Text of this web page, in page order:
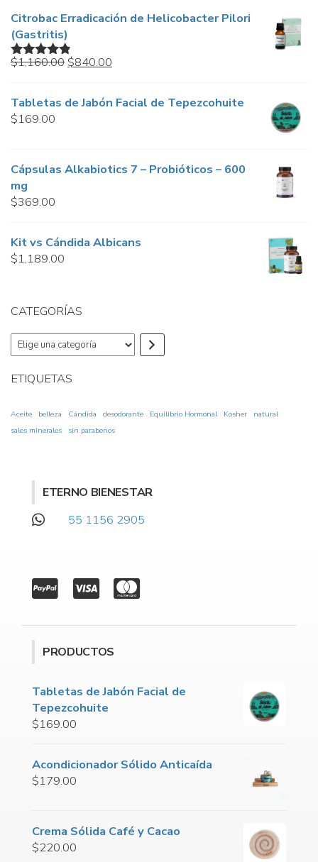
$1,160.00.
is:
$840.00.
Citrobac Erradicación de Helicobacter Pilori
(Gastritis)
Valorado
$1,160.00Original
$1,160.00.
$840.00
$840.00.
Tabletas de Jabón Facial de Tepezcohuite
$169.00
Cápsulas Alkabiotics 7 – Probióticos – 600
mg
$369.00
Kit vs Cándida Albicans
$1,189.00
CATEGORÍAS
Elige
una
ETIQUETAS
Aceite belleza Cándida desodorante Equilibrio Hormonal Kosher
natural
sales minerales
sin parabenos
ETERNO BIENESTAR
55 1156 2905
PRODUCTOS
Tabletas de Jabón Facial de
Tepezcohuite
$169.00
Acondicionador Sólido Anticaída
$179.00
Crema Sólida Café y Cacao
$220.00